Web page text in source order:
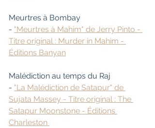
Meurtres à Bombay
- "Meurtres à Mahim" de Jerry Pinto -
Titre original : Murder in Mahim -
Éditions Banyan
Malédiction au temps du Raj
- "La Malédiction de Satapur" de
Sujata Massey - Titre original : The
Satapur Moonstone - Éditions
Charleston